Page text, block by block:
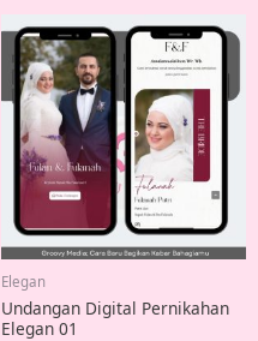
Elegan
Undangan Digital Pernikahan
Elegan 01